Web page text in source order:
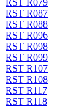
RST R079
RST R087
RST R088
RST R096
RST R098
RST R099
RST R107
RST R108
RST R117
RST R118